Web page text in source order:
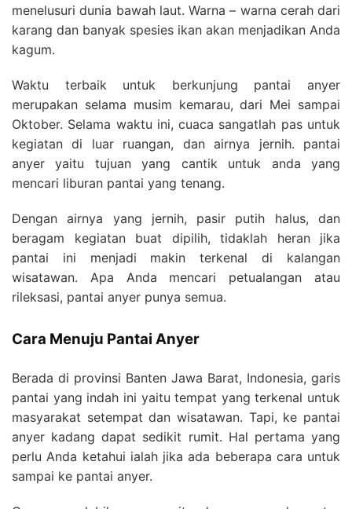
menelusuri dunia bawah laut. Warna – warna cerah dari
karang dan banyak spesies ikan akan menjadikan Anda
kagum.
Waktu terbaik untuk berkunjung pantai anyer
merupakan selama musim kemarau, dari Mei sampai
Oktober. Selama waktu ini, cuaca sangatlah pas untuk
kegiatan di luar ruangan, dan airnya jernih. pantai
anyer yaitu tujuan yang cantik untuk anda yang
mencari liburan pantai yang tenang.
Dengan airnya yang jernih, pasir putih halus, dan
beragam kegiatan buat dipilih, tidaklah heran jika
pantai ini menjadi makin terkenal di kalangan
wisatawan. Apa Anda mencari petualangan atau
rileksasi, pantai anyer punya semua.
Cara Menuju Pantai Anyer
Berada di provinsi Banten Jawa Barat, Indonesia, garis
pantai yang indah ini yaitu tempat yang terkenal untuk
masyarakat setempat dan wisatawan. Tapi, ke pantai
anyer kadang dapat sedikit rumit. Hal pertama yang
perlu Anda ketahui ialah jika ada beberapa cara untuk
sampai ke pantai anyer.